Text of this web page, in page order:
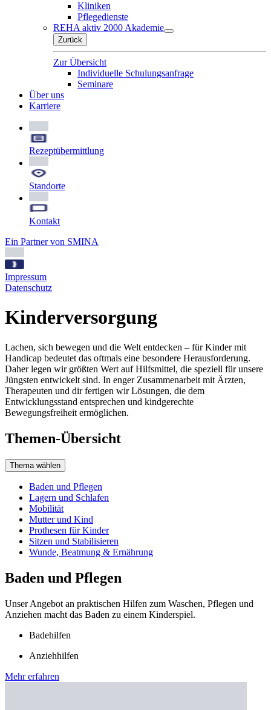
Kliniken
Pflegedienste
REHA aktiv 2000 Akademie
Zurück
Zur Übersicht
Individuelle Schulungsanfrage
Seminare
Über uns
Karriere
Rezeptübermittlung
Standorte
Kontakt
Ein Partner von SMINA
Impressum
Datenschutz
Kinderversorgung
Lachen, sich bewegen und die Welt entdecken – für Kinder mit
Handicap bedeutet das oftmals eine besondere Herausforderung.
Daher legen wir größten Wert auf Hilfsmittel, die speziell für unsere
Jüngsten entwickelt sind. In enger Zusammenarbeit mit Ärzten,
Therapeuten und dir fertigen wir Lösungen, die dem
Entwicklungsstand entsprechen und kindgerechte
Bewegungsfreiheit ermöglichen.
Themen-Übersicht
Thema wählen
Baden und Pflegen
Lagern und Schlafen
Mobilität
Mutter und Kind
Prothesen für Kinder
Sitzen und Stabilisieren
Wunde, Beatmung & Ernährung
Baden und Pflegen
Unser Angebot an praktischen Hilfen zum Waschen, Pflegen und
Anziehen macht das Baden zu einem Kinderspiel.
Badehilfen
Anziehhilfen
Mehr erfahren